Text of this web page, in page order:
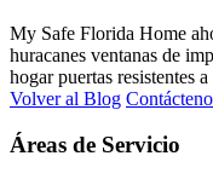
My Safe Florida Home
huracanes ventanas de
hogarpuertas resistentes
Volver al Blog
Áreas de Servicio